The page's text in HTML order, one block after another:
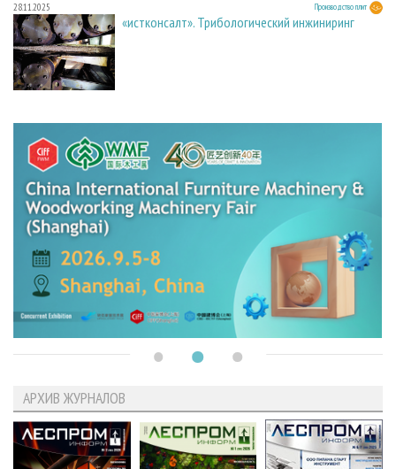
28.11.2025 Производство плит
«истконсалт». Трибологический инжиниринг
АРХИВ ЖУРНАЛОВ